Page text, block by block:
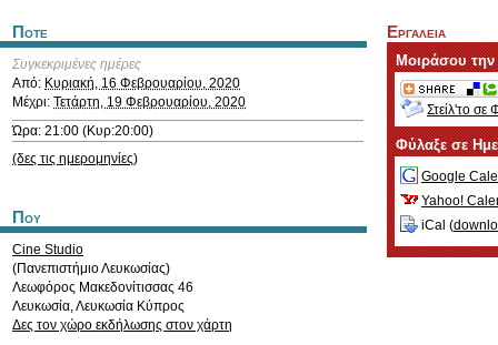
Ποτε
Συγκεκριμένες ημέρες
Από: Κυριακή, 16 Φεβρουαρίου, 2020
Μέχρι: Τετάρτη, 19 Φεβρουαρίου, 2020
Ώρα: 21:00 (Κυρ:20:00)
(δες τις ημερομηνίες)
Που
Cine Studio
(Πανεπιστήμιο Λευκωσίας)
Λεωφόρος Μακεδονίτισσας 46
Λευκωσία,Λευκωσία Κύπρος
Δες τον χώρο εκδήλωσης στον χάρτη
Εργαλεια
Μοιράσου
Στείλ'το σε
Φύλαξε σε
Google
Yahoo!
iCal (